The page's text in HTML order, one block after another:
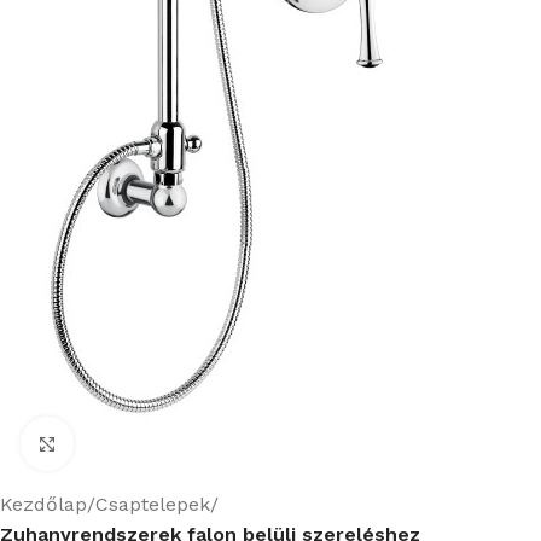
Kezdőlap Csaptelepek
Zuhanyrendszerek falon belüli szereléshez